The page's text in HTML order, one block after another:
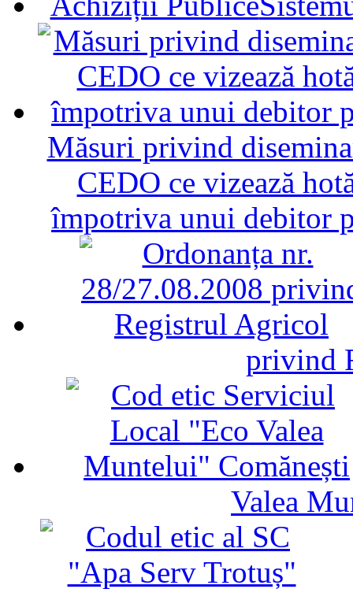
Măsuri privind
CEDO ce vizează
împotriva unui debitor
privind
Valea